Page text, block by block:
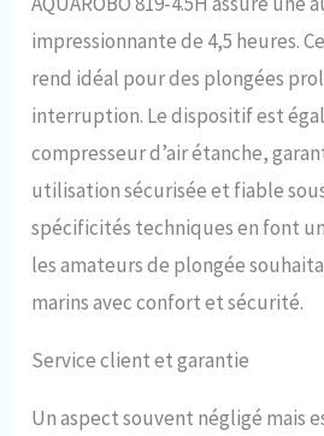
impressionnante de 4,5 heures.
rend idéal pour des plongées
interruption. Le dispositif est
compresseur d’air étanche,
utilisation sécurisée et fiable sous
spécificités techniques en font
les amateurs de plongée
marins avec confort et sécurité.
Service client et garantie
Un aspect souvent négligé mais